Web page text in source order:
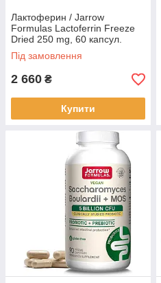
Лактоферин / Jarrow
Formulas Lactoferrin Freeze
Dried 250 mg, 60 капсул.
BX351
Під замовлення
2 660 ₴
Купити